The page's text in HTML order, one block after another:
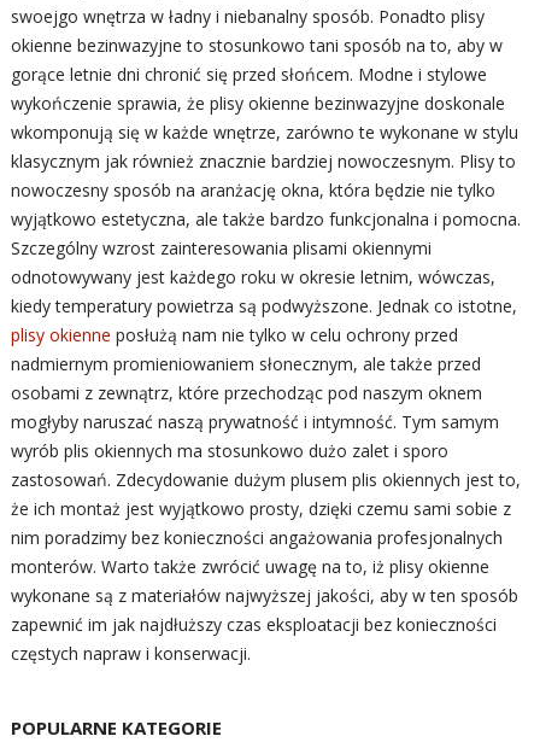
swoejgo wnętrza w ładny i niebanalny sposób. Ponadto plisy
okienne bezinwazyjne to stosunkowo tani sposób na to, aby w
gorące letnie dni chronić się przed słońcem. Modne i stylowe
wykończenie sprawia, że plisy okienne bezinwazyjne doskonale
wkomponują się w każde wnętrze, zarówno te wykonane w stylu
klasycznym jak również znacznie bardziej nowoczesnym. Plisy to
nowoczesny sposób na aranżację okna, która będzie nie tylko
wyjątkowo estetyczna, ale także bardzo funkcjonalna i pomocna.
Szczególny wzrost zainteresowania plisami okiennymi
odnotowywany jest każdego roku w okresie letnim, wówczas,
kiedy temperatury powietrza są podwyższone. Jednak co istotne,
plisy okienne posłużą nam nie tylko w celu ochrony przed
nadmiernym promieniowaniem słonecznym, ale także przed
osobami z zewnątrz, które przechodząc pod naszym oknem
mogłyby naruszać naszą prywatność i intymność. Tym samym
wyrób plis okiennych ma stosunkowo dużo zalet i sporo
zastosowań. Zdecydowanie dużym plusem plis okiennych jest to,
że ich montaż jest wyjątkowo prosty, dzięki czemu sami sobie z
nim poradzimy bez konieczności angażowania profesjonalnych
monterów. Warto także zwrócić uwagę na to, iż plisy okienne
wykonane są z materiałów najwyższej jakości, aby w ten sposób
zapewnić im jak najdłuższy czas eksploatacji bez konieczności
częstych napraw i konserwacji.
POPULARNE KATEGORIE